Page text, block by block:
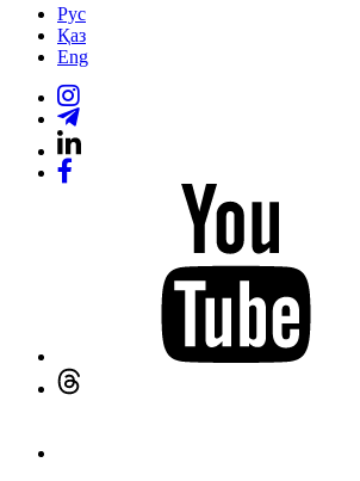
Рус
Қаз
Eng